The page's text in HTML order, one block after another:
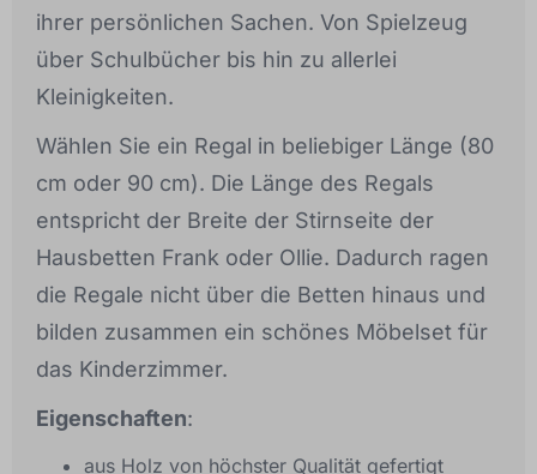
ihrer persönlichen Sachen. Von Spielzeug
über Schulbücher bis hin zu allerlei
Kleinigkeiten.
Wählen Sie ein Regal in beliebiger Länge (80
cm oder 90 cm). Die Länge des Regals
entspricht der Breite der Stirnseite der
Hausbetten Frank oder Ollie. Dadurch ragen
die Regale nicht über die Betten hinaus und
bilden zusammen ein schönes Möbelset für
das Kinderzimmer.
Eigenschaften:
aus Holz von höchster Qualität gefertigt